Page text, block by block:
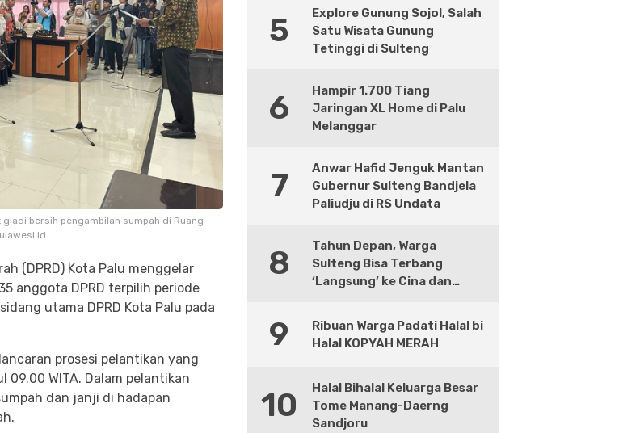
bersih pengambilan sumpah di Ruang
(DPRD) Kota Palu menggelar
anggota DPRD terpilih periode
utama DPRD Kota Palu pada
prosesi pelantikan yang
09.00 WITA. Dalam pelantikan
dan janji di hadapan
5
Explore Gunung Sojol, Salah
Satu Wisata Gunung
Tetinggi di Sulteng
6
Hampir 1.700 Tiang
Jaringan XL Home di Palu
Melanggar
7
Anwar Hafid Jenguk Mantan
Gubernur Sulteng Bandjela
Paliudju di RS Undata
8
Tahun Depan, Warga
Sulteng Bisa Terbang
‘Langsung’ ke Cina dan
9
Ribuan Warga Padati Halal bi
Halal KOPYAH MERAH
10
Halal Bihalal Keluarga Besar
Tome Manang-Daerng
Sandjoru